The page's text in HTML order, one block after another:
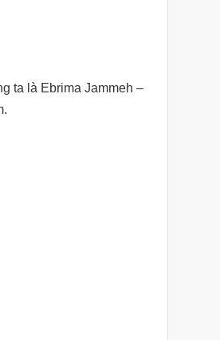
ta là Ebrima Jammeh –